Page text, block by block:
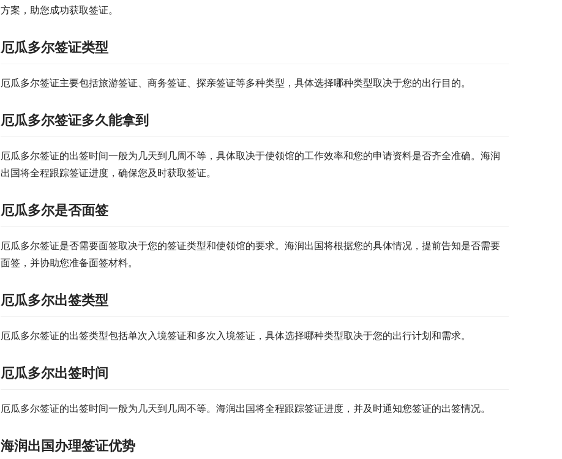
方案，助您成功获取签证。
厄瓜多尔签证类型
厄瓜多尔签证主要包括旅游签证、商务签证、探亲签证等多种类型，具体选择哪种类型取决于您的出行目的。
厄瓜多尔签证多久能拿到
厄瓜多尔签证的出签时间一般为几天到几周不等，具体取决于使领馆的工作效率和您的申请资料是否齐全准确。海润
出国将全程跟踪签证进度，确保您及时获取签证。
厄瓜多尔是否面签
厄瓜多尔签证是否需要面签取决于您的签证类型和使领馆的要求。海润出国将根据您的具体情况，提前告知是否需要
面签，并协助您准备面签材料。
厄瓜多尔出签类型
厄瓜多尔签证的出签类型包括单次入境签证和多次入境签证，具体选择哪种类型取决于您的出行计划和需求。
厄瓜多尔出签时间
厄瓜多尔签证的出签时间一般为几天到几周不等。海润出国将全程跟踪签证进度，并及时通知您签证的出签情况。
海润出国办理签证优势